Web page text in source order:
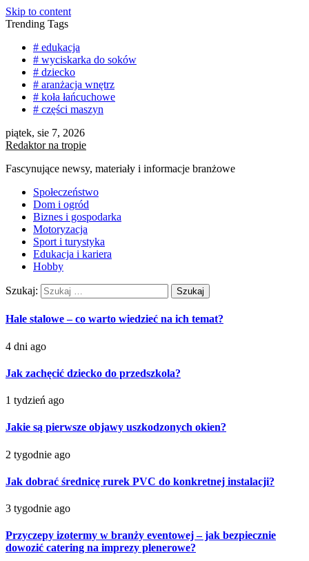
Skip to content
Trending Tags
# edukacja
# wyciskarka do soków
# dziecko
# aranżacja wnętrz
# koła łańcuchowe
# części maszyn
piątek, sie 7, 2026
Redaktor na tropie
Fascynujące newsy, materiały i informacje branżowe
Społeczeństwo
Dom i ogród
Biznes i gospodarka
Motoryzacja
Sport i turystyka
Edukacja i kariera
Hobby
Szukaj:
Hale stalowe – co warto wiedzieć na ich temat?
4 dni ago
Jak zachęcić dziecko do przedszkola?
1 tydzień ago
Jakie są pierwsze objawy uszkodzonych okien?
2 tygodnie ago
Jak dobrać średnicę rurek PVC do konkretnej instalacji?
3 tygodnie ago
Przyczepy izotermy w branży eventowej – jak bezpiecznie
dowozić catering na imprezy plenerowe?